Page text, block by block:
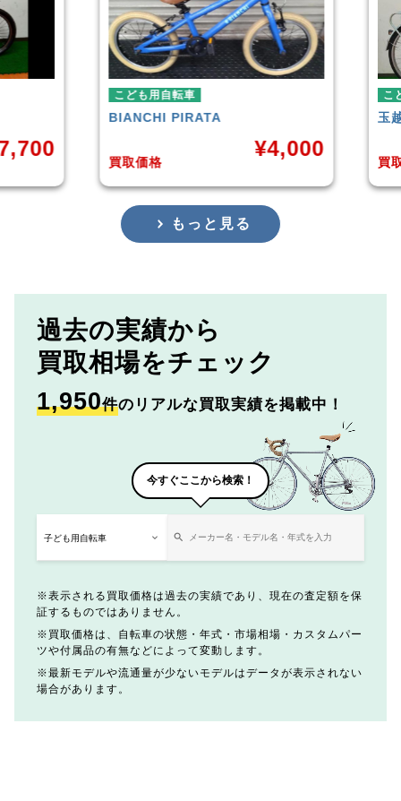
玉越工業 MAHALO JUNIOR
もっと見る
過去の実績から
買取相場をチェック
1,950件のリアルな買取実績を掲載中！
今すぐここから検索！
表示される買取価格は過去の実績であり、現在の査定額を保
証するものではありません。
買取価格は、自転車の状態・年式・市場相場・カスタムパー
ツや付属品の有無などによって変動します。
最新モデルや流通量が少ないモデルはデータが表示されない
場合があります。